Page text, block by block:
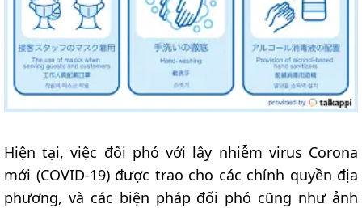
Hiện tại, việc đối phó với lây nhiễm virus Corona
mới (COVID-19) được trao cho các chính quyền địa
phương, và các biện pháp đối phó cũng như ảnh